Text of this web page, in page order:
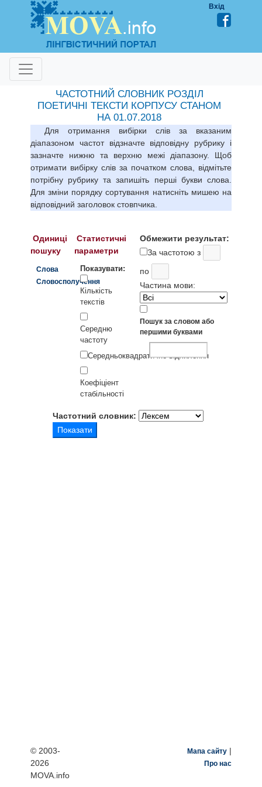
Вхід
ЧАСТОТНИЙ СЛОВНИК РОЗДІЛ
ПОЕТИЧНІ ТЕКСТИ КОРПУСУ СТАНОМ
НА 01.07.2018
Для отримання вибірки слів за вказаним
діапазоном частот відзначте відповідну рубрику і
зазначте нижню та верхню межі діапазону. Щоб
отримати вибірку слів за початком слова, відмітьте
потрібну рубрику та запишіть перші букви слова.
Для зміни порядку сортування натисніть мишею на
відповідний заголовок стовпчика.
Одиниці
пошуку
Слова
Словосполучення
Статистичні
параметри
Показувати:
Кількість
текстів
Середню
частоту
Середньоквадратичне відхилення
Коефіціент
стабільності
Обмежити результат:
За частотою з
по
Частина мови:
Пошук за словом або
першими буквами
Частотний словник:
© 2003-
2026
MOVA.info
Мапа сайту|
Про нас